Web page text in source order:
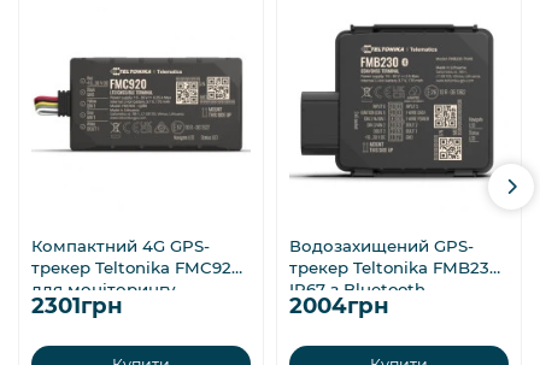
Компактний 4G GPS-
трекер Teltonika FMC920
для моніторингу
2301грн
Водозахищений GPS-
трекер Teltonika FMB230
IP67 з Bluetooth
2004грн